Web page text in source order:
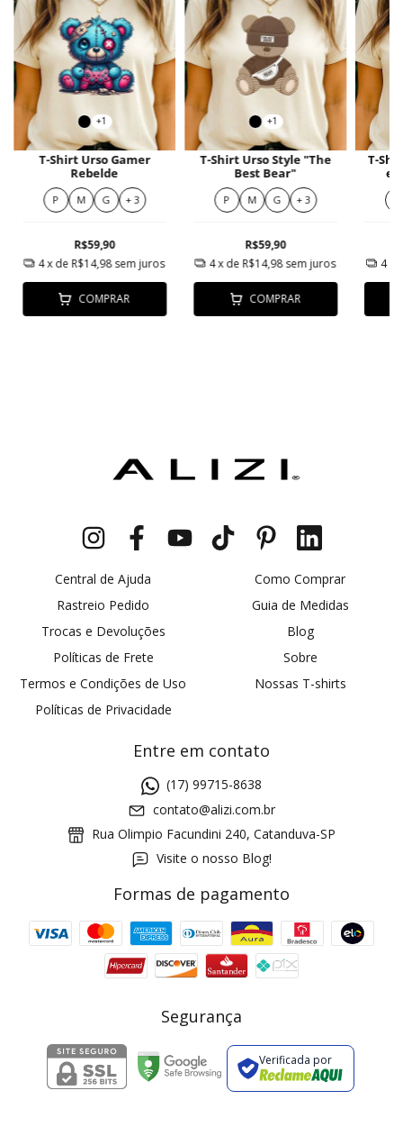
+1
T-Shirt Urso Gamer
Rebelde
P M G + 3
R$59,90
4x de R$14,98 sem juros
COMPRAR
+1
T-Shirt Urso Style "The
Best Bear"
P M G + 3
R$59,90
4x de R$14,98sem juros
COMPRAR
T-
e
4
Central de Ajuda
Rastreio Pedido
Trocas e Devoluções
Políticas de Frete
Termos e Condições de Uso
Políticas de Privacidade
Como Comprar
Guia de Medidas
Blog
Sobre
Nossas T-shirts
Entre em contato
(17) 99715-8638
contato@alizi.com.br
Rua Olimpio Facundini 240, Catanduva-SP
Visite o nosso Blog!
Formas de pagamento
Segurança
Verificada por
Cupom 1a compra: GANHE5
2 pecas 7% OFF